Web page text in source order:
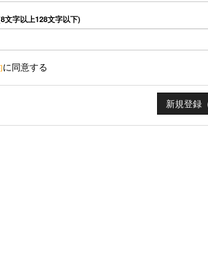
文字以上128文字以下)
に同意する